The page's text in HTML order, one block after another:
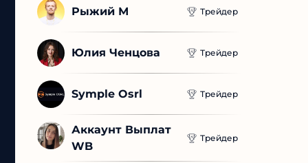
Рыжий М Трейдер
Юлия Ченцова Трейдер
Symple Osrl Трейдер
Аккаунт Выплат
WB
Трейдер